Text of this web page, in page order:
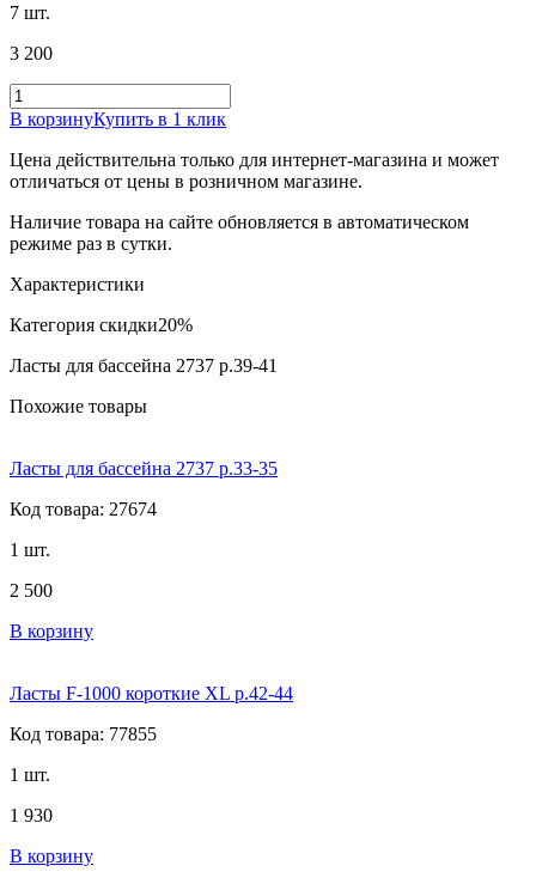
7 шт.
3 200
В корзинуКупить в 1 клик
Цена действительна только для интернет-магазина и может
отличаться от цены в розничном магазине.
Наличие товара на сайте обновляется в автоматическом
режиме раз в сутки.
Характеристики
Категория скидки20%
Ласты для бассейна 2737 р.39-41
Похожие товары
Ласты для бассейна 2737 р.33-35
Код товара: 27674
1 шт.
2 500
В корзину
Ласты F-1000 короткие XL р.42-44
Код товара: 77855
1 шт.
1 930
В корзину